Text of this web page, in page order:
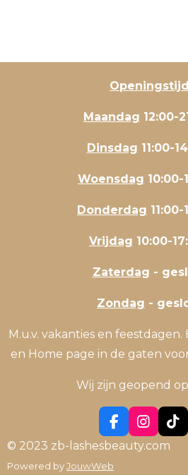
Maandag 12:00-
Dinsdag 11:00-
Woensdag 10:00-
Donderdag
Vrijdag 10:00-
Zaterdag -
Zondag -
M.u.v. vakanties en
en Home page in de gaten
Wij zijn geopend
F
a
c
e
I
n
s
T
i
© 2023 zb-lashesbeauty.com
Powered byJouwWeb